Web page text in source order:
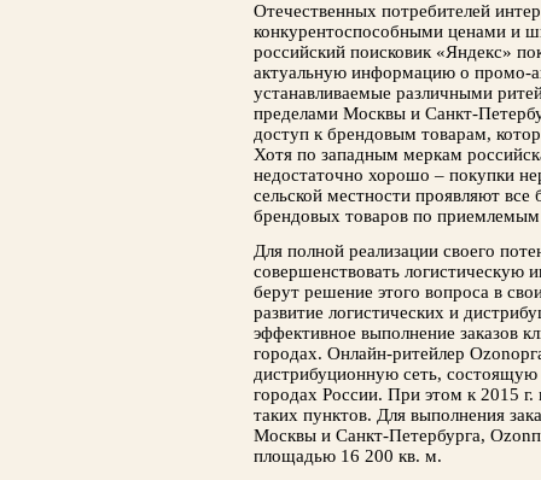
Отечественных потребителей
конкурентоспособными ценами и
российский поисковик «Яндекс»
актуальную информацию о промо-
устанавливаемые различными
пределами Москвы и Санкт-
доступ к брендовым товарам,
Хотя по западным меркам
недостаточно хорошо – покупки
сельской местности проявляют
брендовых товаров по
Для полной реализации своего
совершенствовать логистическую
берут решение этого вопроса в
развитие логистических и
эффективное выполнение заказов
городах. Онлайн-ритейлер
дистрибуционную сеть,
городах России. При этом к 2015
таких пунктов. Для выполнения
Москвы и Санкт-Петербурга,
площадью 16 200 кв. м.